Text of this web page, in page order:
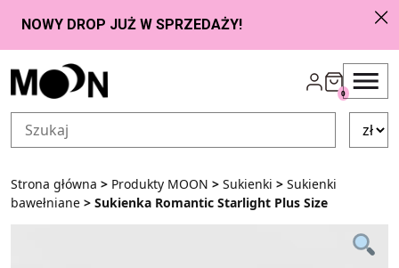
Przejdź do zawartości
0
Strona główna > Produkty MOON > Sukienki > Sukienki
bawełniane > Sukienka Romantic Starlight Plus Size